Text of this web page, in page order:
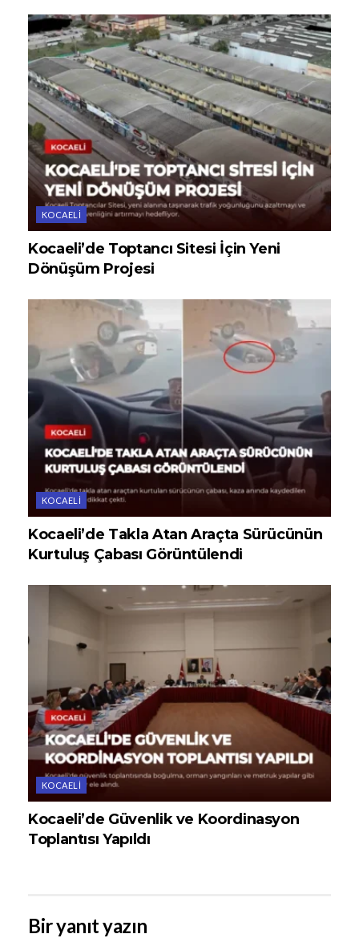
KOCAELI
Kocaeli’de Toptancı Sitesi İçin Yeni
Dönüşüm Projesi
KOCAELI
Kocaeli’de Takla Atan Araçta Sürücünün
Kurtuluş Çabası Görüntülendi
KOCAELI
Kocaeli’de Güvenlik ve Koordinasyon
Toplantısı Yapıldı
Bir yanıt yazın